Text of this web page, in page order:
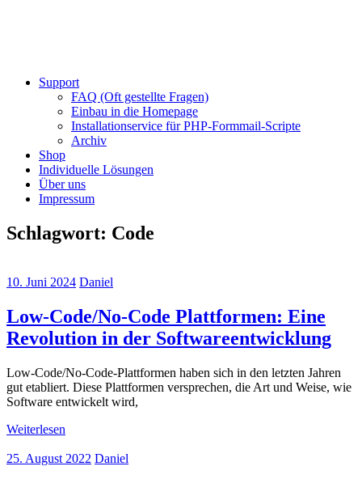
Support
FAQ (Oft gestellte Fragen)
Einbau in die Homepage
Installationservice für PHP-Formmail-Scripte
Archiv
Shop
Individuelle Lösungen
Über uns
Impressum
Schlagwort: Code
10. Juni 2024 Daniel
Low-Code/No-Code Plattformen: Eine
Revolution in der Softwareentwicklung
Low-Code/No-Code-Plattformen haben sich in den letzten Jahren
gut etabliert. Diese Plattformen versprechen, die Art und Weise, wie
Software entwickelt wird,
Weiterlesen
25. August 2022 Daniel